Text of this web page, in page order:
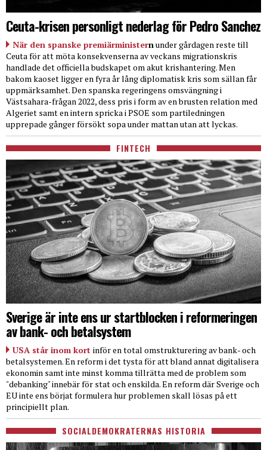
Ceuta-krisen personligt nederlag för Pedro Sanchez
När den spanske premiärministern under gårdagen reste till
Ceuta för att möta konsekvenserna av veckans migrationskris
handlade det officiella budskapet om akut krishantering. Men
bakom kaoset ligger en fyra år lång diplomatisk kris som sällan får
uppmärksamhet. Den spanska regeringens omsvängning i
Västsahara-frågan 2022, dess pris i form av en brusten relation med
Algeriet samt en intern spricka i PSOE som partiledningen
upprepade gånger försökt sopa under mattan utan att lyckas.
FINTECH
Sverige är inte ens ur startblocken i reformeringen
av bank- och betalsystem
USA står inom kort inför en total omstrukturering av bank- och
betalsystemen. En reform i det tysta för att bland annat digitalisera
ekonomin samt inte minst komma tillrätta med de problem som
"debanking" innebär för stat och enskilda. En reform där Sverige och
EU inte ens börjat formulera hur problemen skall lösas på ett
principiellt plan.
SOCIALDEMOKRATERNAS HISTORIA